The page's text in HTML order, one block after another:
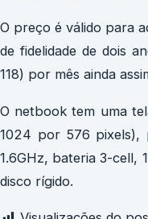
O preço é válido para
de fidelidade de dois
118) por mês ainda
O netbooktem uma
1024 por 576 pixels),
1.6GHz, bateria 3-cell,
disco rígido.